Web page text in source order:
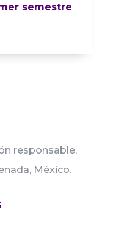
semestre
responsable,
México.